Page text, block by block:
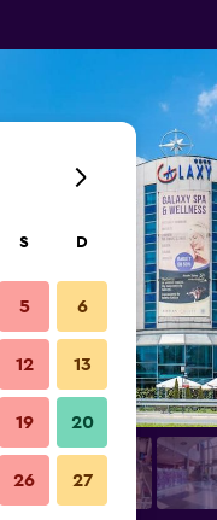
S D
5 6
12 13
19 20
26 27